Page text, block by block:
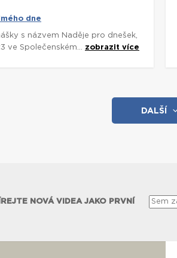
dne
s názvem Naděje pro dnešek,
ve Společenském... zobrazit více
DALŠÍ
NOVÁ VIDEA JAKO PRVNÍ